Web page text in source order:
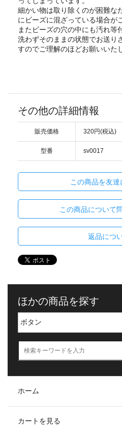
細かい物は取り除くのが困難な
にビーズに混ざっている場合が
またビーズの穴の中にも汚れ等
洗わずそのままの状態でお送り
すのでご理解のほどお願いいた
その他の詳細情報
販売価格 320円(税込)
型番 sv0017
この商品を友達
この商品について
返品につ
ほかの商品を探す
ホーム
カートを見る